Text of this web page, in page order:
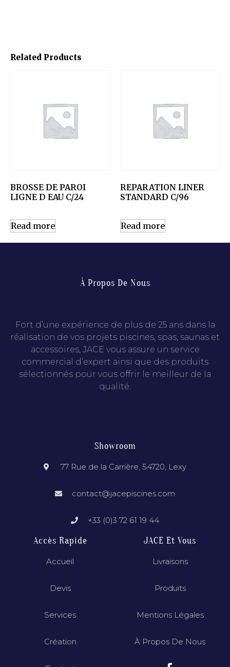
Related Products
BROSSE DE PAROI
LIGNE D EAU C/24
Read more
REPARATION LINER
STANDARD C/96
Read more
À Propos De Nous
Fort d’une expérience de plus de 25 ans dans la
réalisation de vos projets piscines, spas, saunas et
accessoires, JACE vous assure un service
commercial d’expert ainsi que des produits
sélectionnés pour vous offrir le meilleur de la
qualité.
Showroom
77 Rue de la Carrière, 54720, Lexy
contact@jacepiscines.com
+33 (0)3 72 61 19 44
Accès Rapide
Accueil
Devis
Services
Création
JACE Et Vous
Livraisons
Produits
Mentions Légales
À Propos De Nous